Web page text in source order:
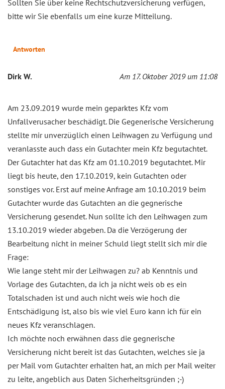
Sollten Sie über keine Rechtschutzversicherung verfügen,
bitte wir Sie ebenfalls um eine kurze Mitteilung.
Antworten
Dirk W. Am 17. Oktober 2019 um 11:08
Am 23.09.2019 wurde mein geparktes Kfz vom
Unfallverusacher beschädigt. Die Gegenerische Versicherung
stellte mir unverzüglich einen Leihwagen zu Verfügung und
veranlasste auch dass ein Gutachter mein Kfz begutachtet.
Der Gutachter hat das Kfz am 01.10.2019 begutachtet. Mir
liegt bis heute, den 17.10.2019, kein Gutachten oder
sonstiges vor. Erst auf meine Anfrage am 10.10.2019 beim
Gutachter wurde das Gutachten an die gegnerische
Versicherung gesendet. Nun sollte ich den Leihwagen zum
13.10.2019 wieder abgeben. Da die Verzögerung der
Bearbeitung nicht in meiner Schuld liegt stellt sich mir die
Frage:
Wie lange steht mir der Leihwagen zu? ab Kenntnis und
Vorlage des Gutachten, da ich ja nicht weis ob es ein
Totalschaden ist und auch nicht weis wie hoch die
Entschädigung ist, also bis wie viel Euro kann ich für ein
neues Kfz veranschlagen.
Ich möchte noch erwähnen dass die gegnerische
Versicherung nicht bereit ist das Gutachten, welches sie ja
per Mail vom Gutachter erhalten hat, an mich per Mail weiter
zu leite, angeblich aus Daten Sicherheitsgründen ;-)